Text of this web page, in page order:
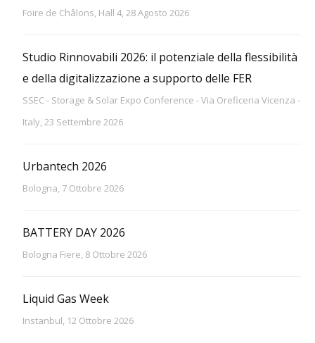
Foire de Châlons, Hall 4, 28 Agosto 2026
Studio Rinnovabili 2026: il potenziale della flessibilità
e della digitalizzazione a supporto delle FER
SSEC - Storage & Solar Expo Conference - Via Oreficeria Vicenza -
Italy, 23 Settembre 2026
Urbantech 2026
Bologna, 7 Ottobre 2026
BATTERY DAY 2026
Bologna Fiere, 8 Ottobre 2026
Liquid Gas Week
Instanbul, 12 Ottobre 2026